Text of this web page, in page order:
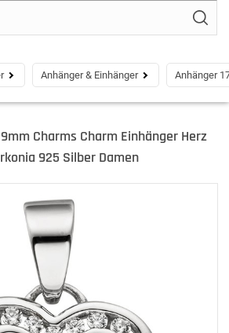
Anhänger & Einhänger Anhänger
Charms Charm Einhänger Herz
925 Silber Damen